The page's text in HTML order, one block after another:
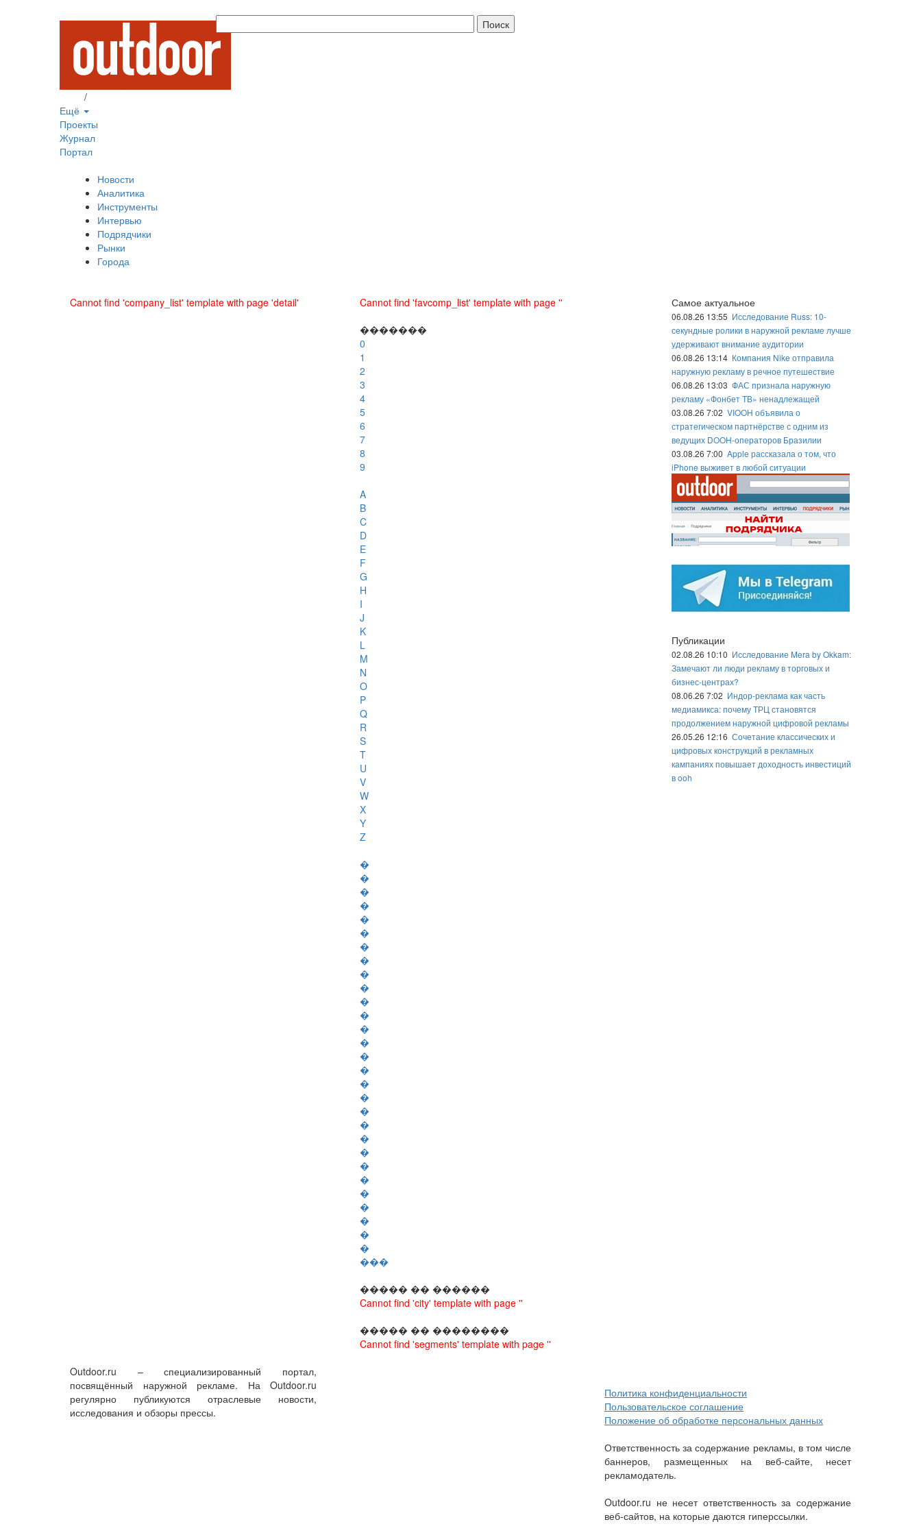
/
Ещё
Проекты
Журнал
Портал
Новости
Аналитика
Инструменты
Интервью
Подрядчики
Рынки
Города
Cannot find 'company_list' template with page 'detail'
Cannot find 'favcomp_list' template with page ''
�������
0
1
2
3
4
5
6
7
8
9
A
B
C
D
E
F
G
H
I
J
K
L
M
N
O
P
Q
R
S
T
U
V
W
X
Y
Z
�
�
�
�
�
�
�
�
�
�
�
�
�
�
�
�
�
�
�
�
�
�
�
�
�
�
�
�
�
���
����� �� ������
Cannot find 'city' template with page ''
����� �� ��������
Cannot find 'segments' template with page ''
Самое актуальное
06.08.26 13:55 Исследование Russ: 10-
секундные ролики в наружной рекламе лучше
удерживают внимание аудитории
06.08.26 13:14 Компания Nike отправила
наружную рекламу в речное путешествие
06.08.26 13:03 ФАС признала наружную
рекламу «Фонбет ТВ» ненадлежащей
03.08.26 7:02 VIOOH объявила о
стратегическом партнёрстве с одним из
ведущих DOOH-операторов Бразилии
03.08.26 7:00 Apple рассказала о том, что
iPhone выживет в любой ситуации
Публикации
02.08.26 10:10 Исследование Mera by Okkam:
Замечают ли люди рекламу в торговых и
бизнес-центрах?
08.06.26 7:02 Индор-реклама как часть
медиамикса: почему ТРЦ становятся
продолжением наружной цифровой рекламы
26.05.26 12:16 Сочетание классических и
цифровых конструкций в рекламных
кампаниях повышает доходность инвестиций
в ooh
Outdoor.ru – специализированный портал,
посвящённый наружной рекламе. На Outdoor.ru
регулярно публикуются отраслевые новости,
исследования и обзоры прессы.
Политика конфиденциальности
Пользовательское соглашение
Положение об обработке персональных данных
Ответственность за содержание рекламы, в том числе
баннеров, размещенных на веб-сайте, несет
рекламодатель.
Outdoor.ru не несет ответственность за содержание
веб-сайтов, на которые даются гиперссылки.